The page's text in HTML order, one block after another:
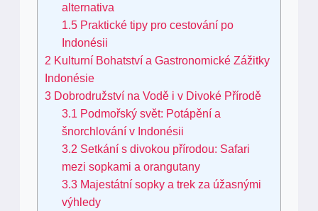
alternativa
1.5 Praktické tipy pro cestování po
Indonésii
2 Kulturní Bohatství a Gastronomické Zážitky
Indonésie
3 Dobrodružství na Vodě i v Divoké Přírodě
3.1 Podmořský svět: Potápění a
šnorchlování v Indonésii
3.2 Setkání s divokou přírodou: Safari
mezi sopkami a orangutany
3.3 Majestátní sopky a trek za úžasnými
výhledy